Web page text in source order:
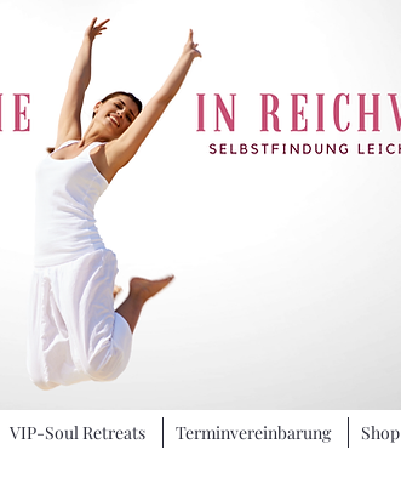
VIP-Soul Retreats Terminvereinbarung Shop